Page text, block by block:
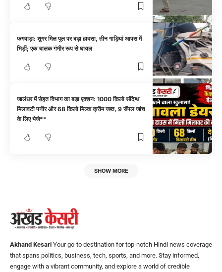
फगवाड़ा: शुगर मिल पुल पर बड़ा हादसा, तीन गाड़ियां आपस में
भिड़ीं; एक चालक गंभीर रूप से घायल
जालंधर में सेहत विभाग का बड़ा एक्शन: 1000 किलो संदिग्ध
मिलावटी पनीर और 68 किलो मिल्क क्रीम जब्त, 9 सैंपल जांच
के लिए भेजे**
SHOW MORE
Akhand Kesari Your go-to destination for top-notch Hindi news coverage
that spans politics, business, tech, sports, and more. Stay informed,
engage with a vibrant community, and explore a world of credible